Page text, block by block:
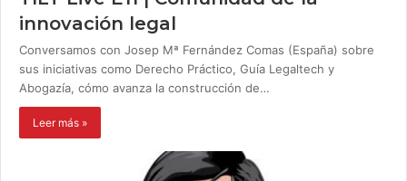
innovación legal
Conversamos con Josep Mª Fernández Comas (España) sobre
sus iniciativas como Derecho Práctico, Guía Legaltech y
Abogazía, cómo avanza la construcción de…
Leer más »